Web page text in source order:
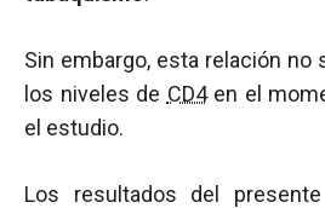
Sin embargo, esta relación no
los niveles de CD4en el
el estudio.
Los resultados del